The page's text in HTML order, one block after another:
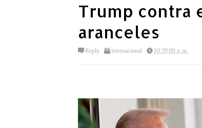
Trump contra
aranceles
Reply internacional 10:39:00 a. m.